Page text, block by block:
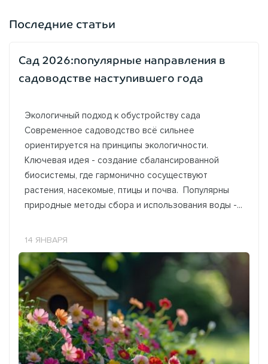
Последние статьи
Сад 2026:популярные направления в
садоводстве наступившего года
Экологичный подход к обустройству сада
Современное садоводство всё сильнее
ориентируется на принципы экологичности.
Ключевая идея - создание сбалансированной
биосистемы, где гармонично сосуществуют
растения, насекомые, птицы и почва. Популярны
природные методы сбора и использования воды -...
14 ЯНВАРЯ